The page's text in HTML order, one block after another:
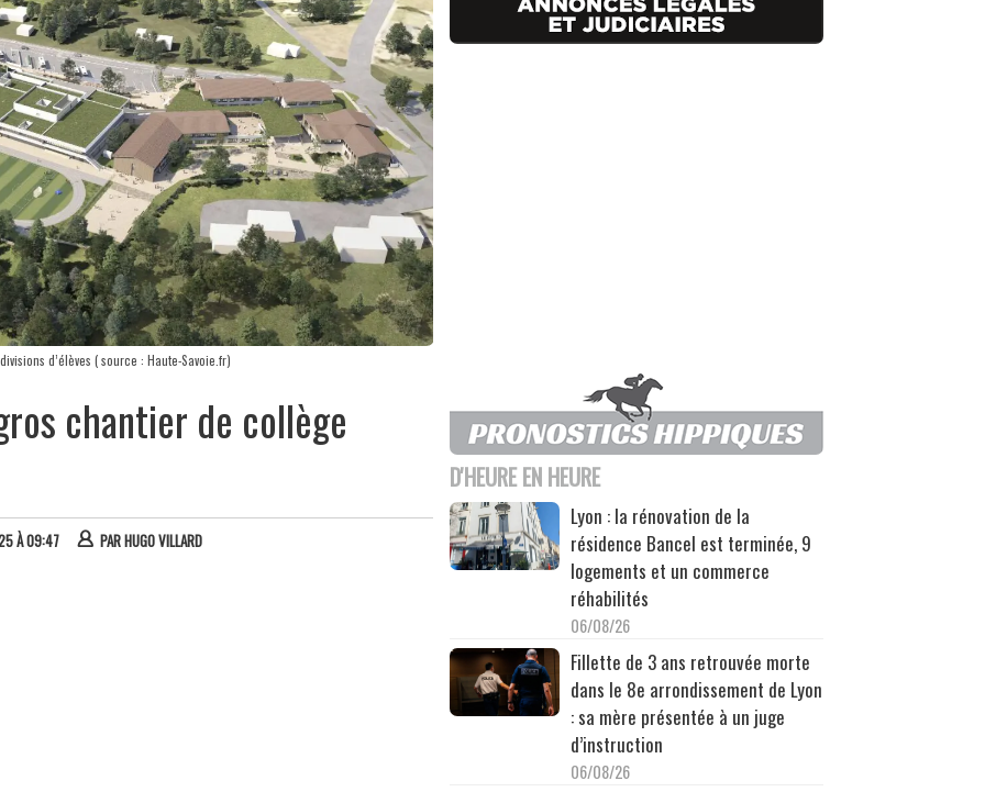
d’élèves ( source : Haute-Savoie.fr)
chantier de collège
À 09:47 PARHUGO VILLARD
D'HEURE EN HEURE
Lyon : la rénovation de la
résidence Bancel est terminée, 9
logements et un commerce
réhabilités
06/08/26
Fillette de 3 ans retrouvée morte
dans le 8e arrondissement de Lyon
: sa mère présentée à un juge
d’instruction
06/08/26